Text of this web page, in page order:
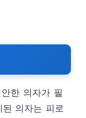
한 의자가 필
의자는 피로